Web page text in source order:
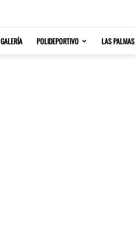
GALERÍA POLIDEPORTIVO LAS PALMAS